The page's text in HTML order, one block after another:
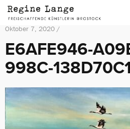
Oktober 7, 2020 /
E6AFE946-
998C-